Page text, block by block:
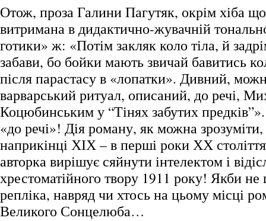
Отож, проза Галини Пагутяк, окрім хіба
витримана в дидактично-жувачній
готики» ж: «Потім закляк коло тіла, й
забави, бо бойки мають звичай бавитись
після парастасу в «лопатки». Дивний,
варварський ритуал, описаний, до речі,
Коцюбинським у “Тінях забутих
«до речі»! Дія роману, як можна зрозуміти,
наприкінці ХІХ – в перші роки ХХ
авторка вирішує сяйнути інтелектом і
хрестоматійного твору 1911 року! Якби не
репліка, навряд чи хтось на цьому місці
Великого Сонцелюба…